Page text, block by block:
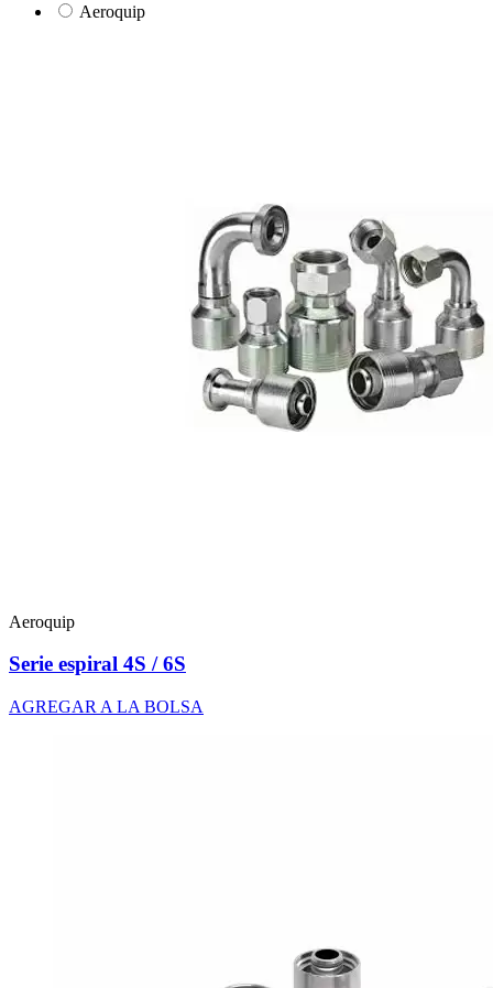
Aeroquip
Aeroquip
Serie espiral 4S / 6S
AGREGAR A LA BOLSA